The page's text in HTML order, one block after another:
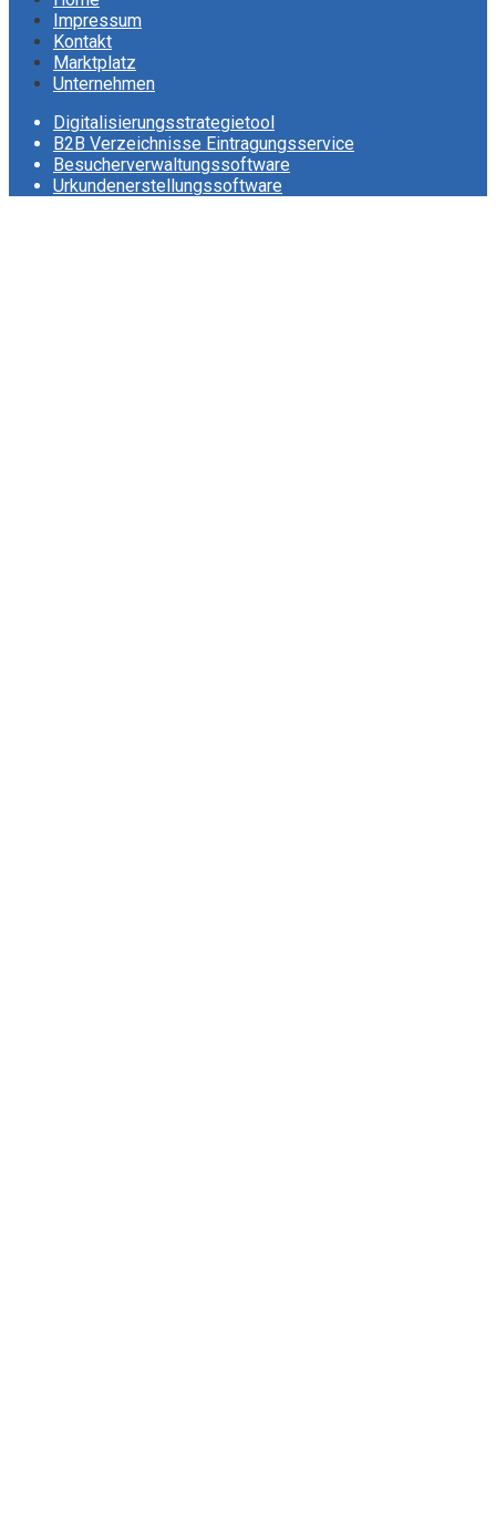
Impressum
Kontakt
Marktplatz
Unternehmen
Digitalisierungsstrategietool
B2B Verzeichnisse Eintragungsservice
Besucherverwaltungssoftware
Urkundenerstellungssoftware